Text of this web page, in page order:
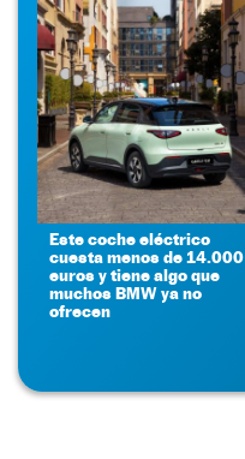
Este coche eléctrico
cuesta menos de 14.000
euros y tiene algo que
muchos BMW ya no
ofrecen